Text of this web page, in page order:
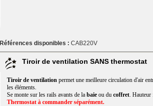
Références disponibles : CAB220V
Tiroir de ventilation SANS thermostat
Tiroir de ventilationpermet une meilleure circulation d'air
les éléments.
Se monte sur les rails avants de la baieou du coffret. Hauteur
Thermostat à commander séparément.